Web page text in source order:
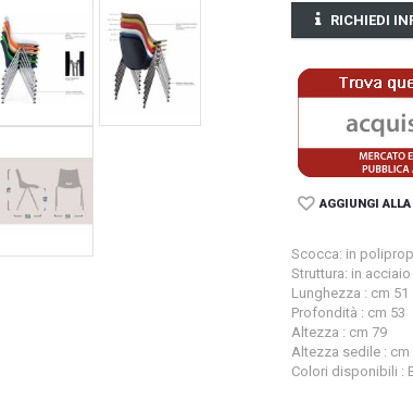
RICHIEDI
AGGIUNGI
Scocca: in
Struttura: in acciaio
Lunghezza : cm 51
Profondità : cm 53
Altezza : cm 79
Altezza sedile : cm
Colori disponibili :